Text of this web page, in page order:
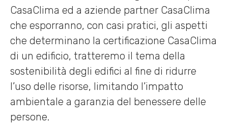
CasaClima ed a aziende partner CasaClima
che esporranno, con casi pratici, gli aspetti
che determinano la certificazione CasaClima
di un edificio, tratteremo il tema della
sostenibilità degli edifici al fine di ridurre
l’uso delle risorse, limitando l’impatto
ambientale a garanzia del benessere delle
persone.